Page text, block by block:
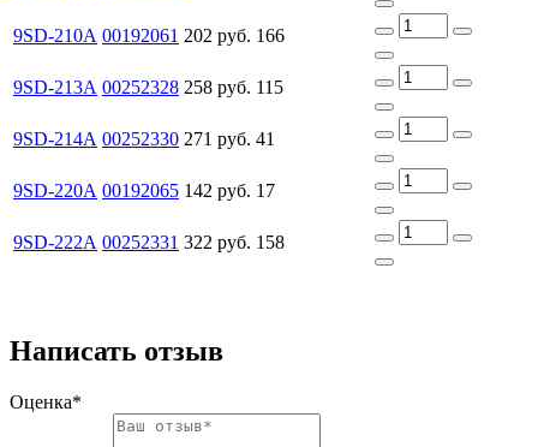
9SD-210A 00192061 202 руб. 166
9SD-213A 00252328 258 руб. 115
9SD-214A 00252330 271 руб. 41
9SD-220A 00192065 142 руб. 17
9SD-222A 00252331 322 руб. 158
Написать отзыв
Оценка*